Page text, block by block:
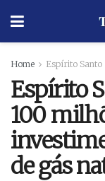
Home Espírito Santo
Espírito
100
de gás